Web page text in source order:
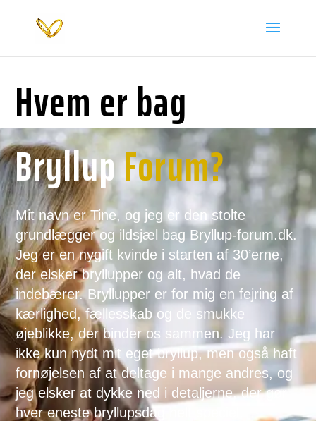
Hvem er bag
BryllupForum?
Mit navn er Tine, og jeg er den stolte
grundlægger og ildsjæl bag Bryllup-forum.dk.
Jeg er en nygift kvinde i starten af 30’erne,
der elsker bryllupper og alt, hvad de
indebærer. Bryllupper er for mig en fejring af
kærlighed, fællesskab og de smukke
øjeblikke, der binder os sammen. Jeg har
ikke kun nydt mit eget bryllup, men også haft
fornøjelsen af at deltage i mange andres, og
jeg elsker at dykke ned i detaljerne, der gør
hver eneste bryllupsdag helt speciel.